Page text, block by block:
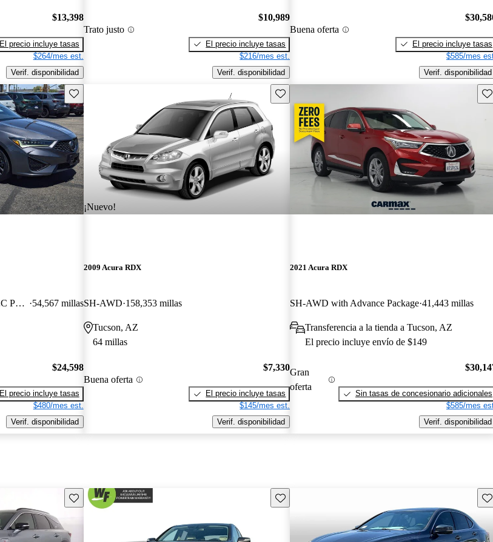
$13,398
El precio incluye tasas
$264/mes est.
Verif. disponibilidad
Trato justo
$10,989
El precio incluye tasas
$216/mes est.
Verif. disponibilidad
Buena oferta
El precio incluye tasas
$585/mes
Verif. disponibilidad
Guarda este Aviso
FWD with Premium and A-SPEC Package 54,567 millas
$24,598
El precio incluye tasas
$480/mes est.
Verif. disponibilidad
¡Nuevo!
Guarda este Aviso
2009 Acura RDX
SH-AWD 158,353 millas
Tucson, AZ
64 millas
Buena oferta
$7,330
El precio incluye tasas
$145/mes est.
Verif. disponibilidad
2021 Acura RDX
SH-AWD with Advance Package 41,443 millas
Transferencia a la tienda a Tucson, AZ
El precio incluye envío de $149
Gran
oferta
Sin tasas de concesionario adicionales
$585/mes
Verif. disponibilidad
Guarda este Aviso Guarda este Aviso